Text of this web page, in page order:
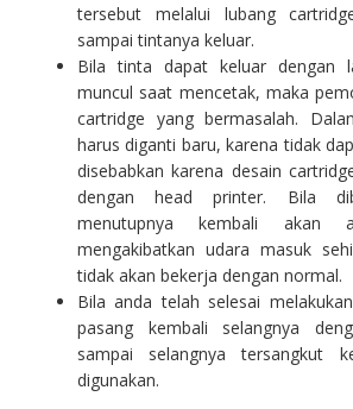
tersebut melalui lubang
sampai tintanya keluar.
Bila tinta dapat keluar dengan
muncul saat mencetak, maka
cartridge yang bermasalah.
harus diganti baru, karena tidak
disebabkan karena desain
dengan head printer. Bila
menutupnya kembali akan
mengakibatkan udara masuk
tidak akan bekerja dengan normal.
Bila anda telah selesai
pasang kembali selangnya
sampai selangnya tersangkut
digunakan.